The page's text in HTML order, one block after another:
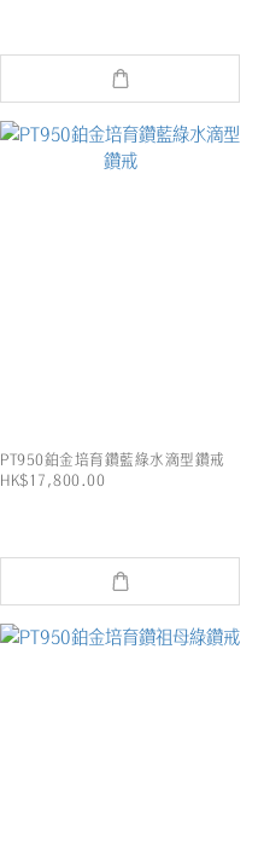
PT950鉑金培育鑽藍綠水滴型鑽戒
HK$17,800.00